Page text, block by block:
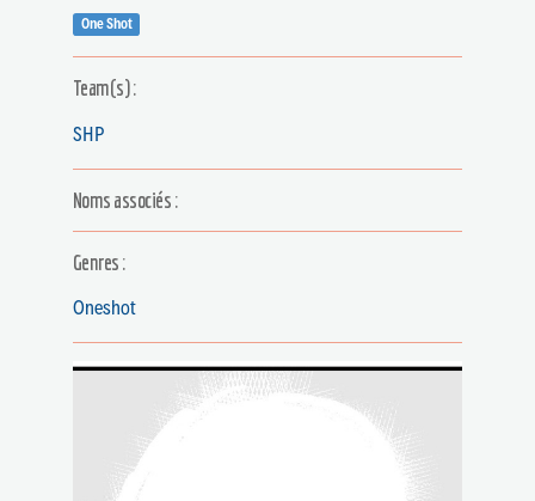
One Shot
Team(s) :
SHP
Noms associés :
Genres :
Oneshot